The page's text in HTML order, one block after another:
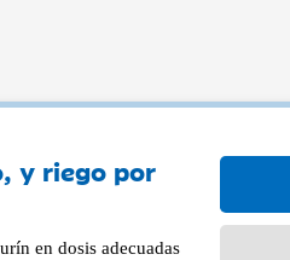
y riego por
en dosis adecuadas